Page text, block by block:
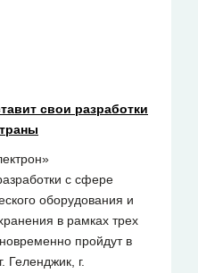
свои разработки
с сфере
оборудования и
в рамках трех
пройдут в
Геленджик, г.